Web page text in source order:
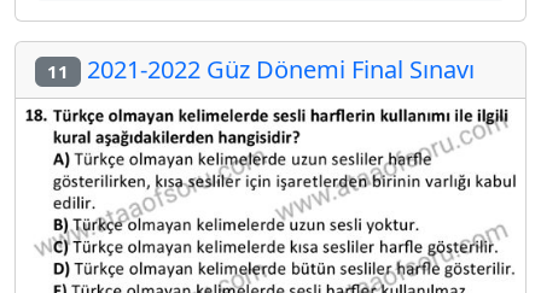
11 2021-2022 Güz Dönemi Final Sınavı